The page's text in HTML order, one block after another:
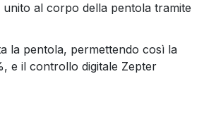
al corpo della pentola tramite
la pentola, permettendo così la
e il controllo digitale Zepter